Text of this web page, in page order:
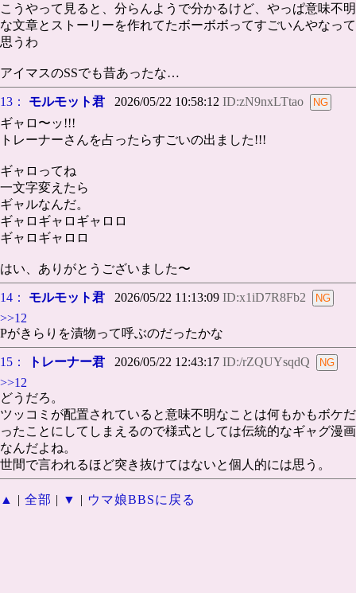
こうやって見ると、分らんようで分かるけど、やっぱ意味不明
な文章とストーリーを作れてたボーボボってすごいんやなって
思うわ
アイマスのSSでも昔あったな…
13： モルモット君 2026/05/22 10:58:12 ID:zN9nxLTtao
ギャロ〜ッ!!!
トレーナーさんを占ったらすごいの出ました!!!
ギャロってね
一文字変えたら
ギャルなんだ。
ギャロギャロギャロロ
ギャロギャロロ
はい、ありがとうございました〜
14： モルモット君 2026/05/22 11:13:09 ID:x1iD7R8Fb2
>>12
Pがきらりを漬物って呼ぶのだったかな
15： トレーナー君 2026/05/22 12:43:17 ID:/rZQUYsqdQ
>>12
どうだろ。
ツッコミが配置されていると意味不明なことは何もかもボケだ
ったことにしてしまえるので様式としては伝統的なギャグ漫画
なんだよね。
世間で言われるほど突き抜けてはないと個人的には思う。
▲ | 全部 | ▼ | ウマ娘BBSに戻る